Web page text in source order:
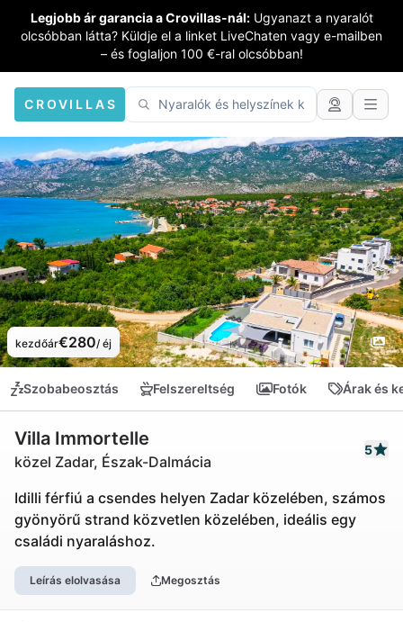
Legjobb ár garancia a Crovillas-nál: Ugyanazt a nyaralót
olcsóbban látta? Küldje el a linket LiveChaten vagy e-mailben
– és foglaljon 100 €-ral olcsóbban!
CROVILLAS
kezdőár€280/ éj
Szobabeosztás Felszereltség Fotók Árak és
Villa Immortelle
közel Zadar, Észak-Dalmácia
5
Idilli férfiú a csendes helyen Zadar közelében, számos
gyönyörű strand közvetlen közelében, ideális egy
családi nyaraláshoz.
Leírás elolvasása Megosztás